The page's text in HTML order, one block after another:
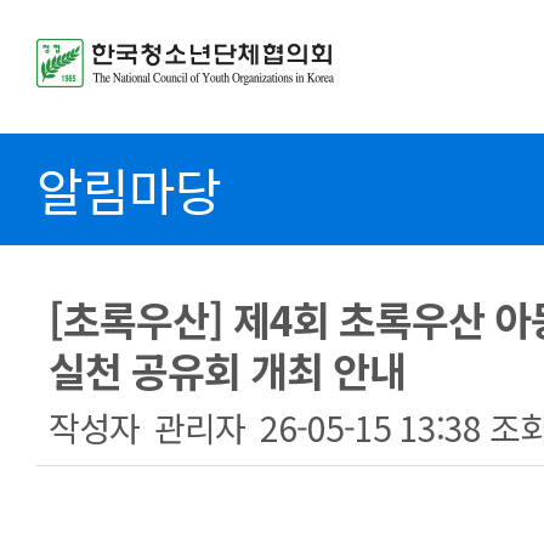
알림마당
[초록우산] 제4회 초록우산
실천 공유회 개최 안내
작성자 관리자 26-05-15 13:38 조